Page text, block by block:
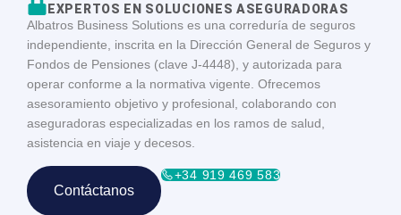
EXPERTOS EN SOLUCIONES ASEGURADORAS
Albatros Business Solutions es una correduría de seguros
independiente, inscrita en la Dirección General de Seguros y
Fondos de Pensiones (clave J-4448), y autorizada para
operar conforme a la normativa vigente. Ofrecemos
asesoramiento objetivo y profesional, colaborando con
aseguradoras especializadas en los ramos de salud,
asistencia en viaje y decesos.
Contáctanos
+34 919 469 583